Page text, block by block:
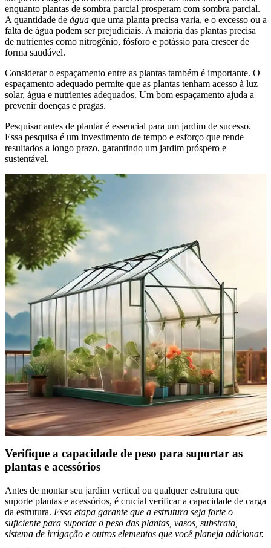
enquanto plantas de sombra parcial prosperam com sombra parcial.
A quantidade de águaque uma planta precisa varia, e o excesso ou a
falta de água podem ser prejudiciais. A maioria das plantas precisa
de nutrientes como nitrogênio, fósforo e potássio para crescer de
forma saudável.
Considerar o espaçamento entre as plantas também é importante. O
espaçamento adequado permite que as plantas tenham acesso à luz
solar, água e nutrientes adequados. Um bom espaçamento ajuda a
prevenir doenças e pragas.
Pesquisar antes de plantar é essencial para um jardim de sucesso.
Essa pesquisa é um investimento de tempo e esforço que rende
resultados a longo prazo, garantindo um jardim próspero e
sustentável.
Verifique a capacidade de peso para suportar as
plantas e acessórios
Antes de montar seu jardim vertical ou qualquer estrutura que
suporte plantas e acessórios, é crucial verificar a capacidade de carga
da estrutura. Essa etapa garante que a estrutura seja forte o
suficiente para suportar o peso das plantas, vasos, substrato,
sistema de irrigação e outros elementos que você planeja adicionar.